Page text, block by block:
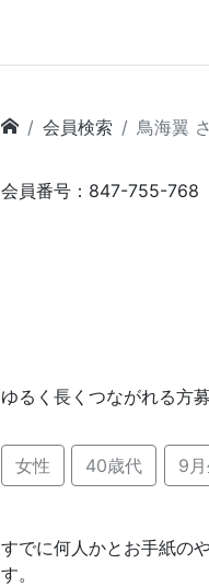
会員検索 鳥海翼
会員番号：847-755-768
ゆるく長くつながれる方
女性 40歳代 9
すでに何人かとお手紙の
す。